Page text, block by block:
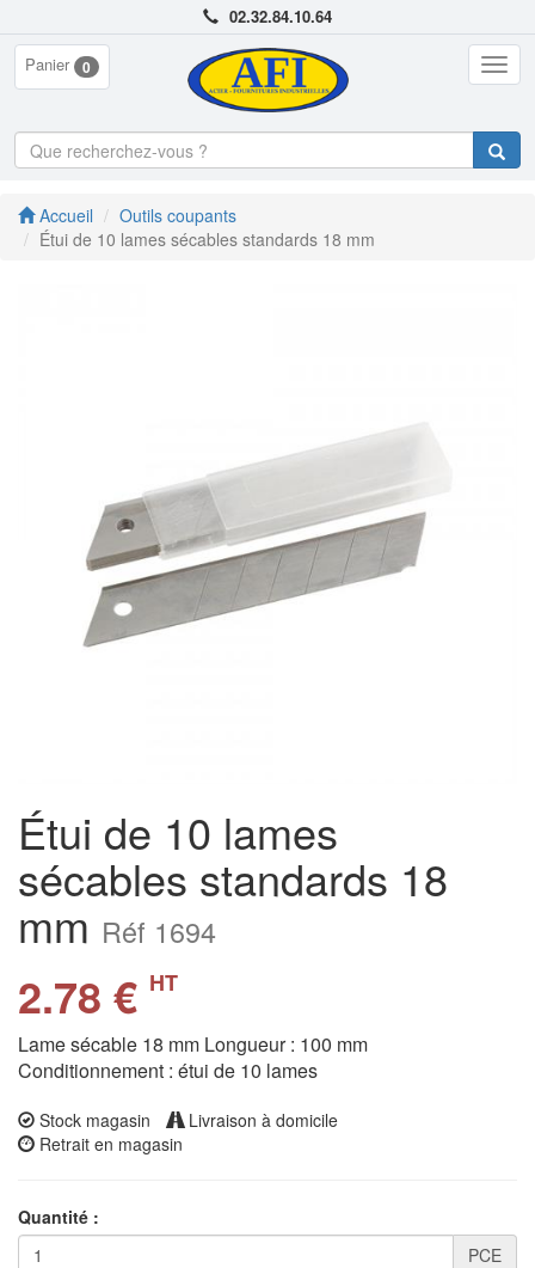
02.32.84.10.64
Panier 0
Accueil
Outils coupants
Étui de 10 lames sécables standards 18 mm
Étui de 10 lames
sécables standards 18
mm Réf 1694
2.78 € HT
Lame sécable 18 mm Longueur : 100 mm
Conditionnement : étui de 10 lames
Stock magasin
Livraison à domicile
Retrait en magasin
Quantité :
PCE